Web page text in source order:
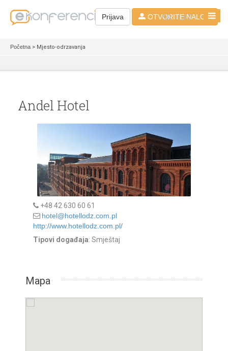
Prijava OTVORITE NALOG
SR - LAT
Početna > Mjesto-odrzavanja
Andel Hotel
+48 42 630 60 61
hotel@hotellodz.com.pl
http://www.hotellodz.com.pl/
Tipovi događaja: Smještaj
Mapa